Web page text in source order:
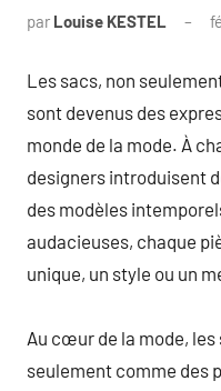
par Louise KESTEL
Les sacs, non
sont devenus des
monde de la mode. À
designers introduisent
des modèles
audacieuses, chaque
unique, un style ou un
Au cœur de la mode,
seulement comme des